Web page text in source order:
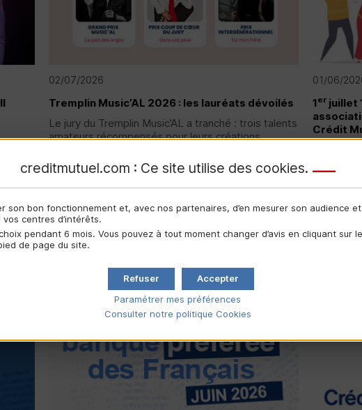
02/07/2026
Tremplin Music’AL 2026 : les lauréats dévoilés
Le jury du Tremplin Music’AL a tranché : trois talents
amateurs récompensés pour leurs créations
01/06/
1er juillet
Crédit
PRIX & RÉCOMPENSE
creditmutuel.com : Ce site utilise des cookies.
son bon fonctionnement et, avec nos partenaires, d’en mesurer son audience
centres d’intérêts.
pendant 6 mois. Vous pouvez à tout moment changer d’avis en cliquant sur
de page du site.
Accepter
Refuser
Paramétrer mes préférences
Consulter notre politique Cookies